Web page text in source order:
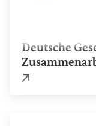
Deutsche